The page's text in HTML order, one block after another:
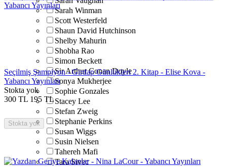
Sarah Winman
Scott Westerfeld
Shaun David Hutchinson
Shelby Mahurin
Shobha Rao
Simon Beckett
Sir Arthur Conan Doyle
Sonya Mukherjee
Sophie Gonzales
Stacey Lee
Stefan Zweig
Stephanie Perkins
Susan Wiggs
Susin Nielsen
Tahereh Mafi
Tara Sivec
Seçilmiş Şampiyon - Girdap Günlükleri 2. Kitap - Elise Kova -
Yabancı Yayınları
Stokta yok
300 TL 195 TL
Stokta yok